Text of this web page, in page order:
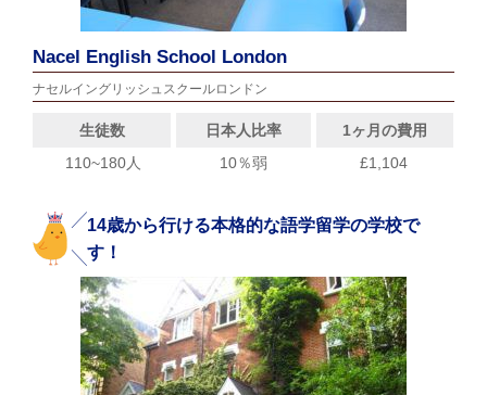
Nacel English School London
ナセルイングリッシュスクールロンドン
生徒数 日本人比率
1ヶ月の費用
110~180人
10％弱 £1,104
14歳から行ける本格的な語学留学の学校で
す！